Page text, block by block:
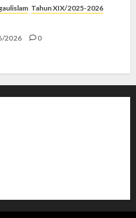
Tahun XIX/2025-2026
2026 0